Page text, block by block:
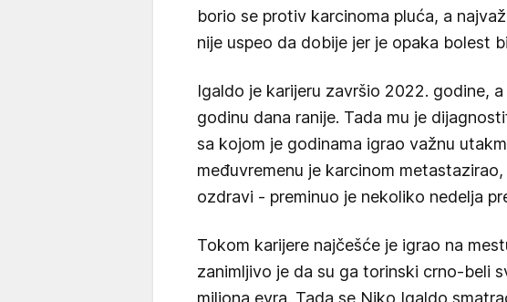
borio se protiv karcinoma pluća, a
nije uspeo da dobije jer je opaka bolest
Igaldo je karijeru završio 2022. godine,
godinu dana ranije. Tada mu je
sa kojom je godinama igrao važnu
međuvremenu je karcinom
ozdravi - preminuo je nekoliko nedelja
Tokom karijere najčešće je igrao na
zanimljivo je da su ga torinski crno-beli
miliona evra. Tada se Niko Igaldo